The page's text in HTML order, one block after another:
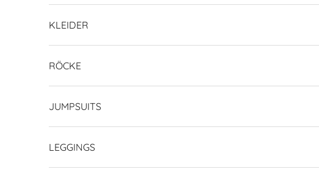
KLEIDER
RÖCKE
JUMPSUITS
LEGGINGS